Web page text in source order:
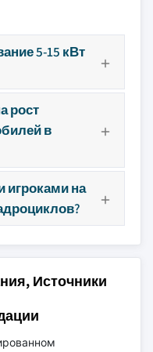
5-15 кВт
рост
в
игроками на
Источники